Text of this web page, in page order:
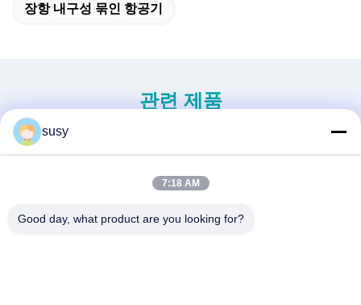
장항 내구성 묶인 항공기
관련 제품
susy
7:18 AM
Good day, what product are you looking for?